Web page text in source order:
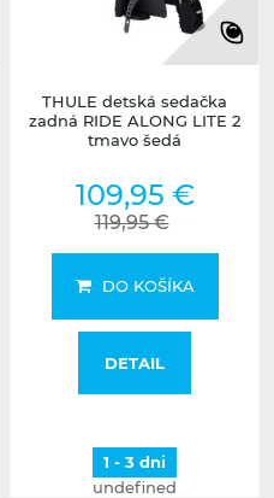
THULE detská sedačka
zadná RIDE ALONG LITE 2
tmavo šedá
109,95 €
119,95 €
DO KOŠÍKA
DETAIL
1 - 3 dni
undefined